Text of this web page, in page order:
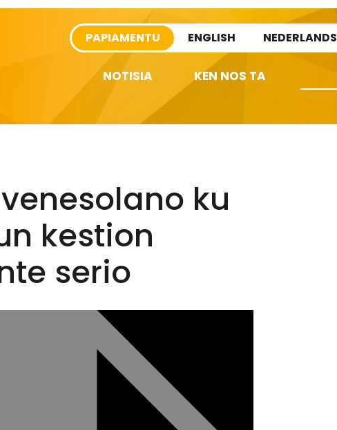
PAPIAMENTU ENGLISH NEDERLANDS
NOTISIA KEN NOS TA
ku
kestion
serio